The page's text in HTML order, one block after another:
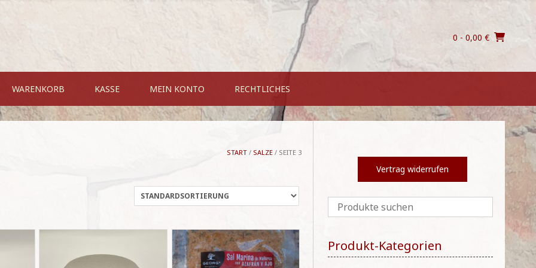
0 - 0,00 €
WARENKORB KASSE MEIN KONTO RECHTLICHES
START / SALZE / SEITE 3
Vertrag widerrufen
Produkt-Kategorien